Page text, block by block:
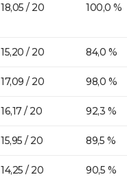
18,05 / 20 100,0 %
15,20 / 20 84,0 %
17,09 / 20 98,0 %
16,17 / 20 92,3 %
15,95 / 20 89,5 %
14,25 / 20 90,5 %